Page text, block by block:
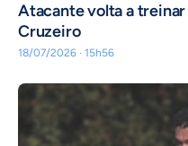
Atacante volta a
Cruzeiro
18/07/2026 · 15h56